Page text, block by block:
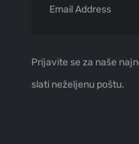
Prijavite se za naše
slati neželjenu poštu.